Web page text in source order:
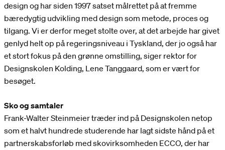
design og har siden 1997 satset målrettet på at fremme
bæredygtig udvikling med design som metode, proces og
tilgang. Vi er derfor meget stolte over, at det arbejde har givet
genlyd helt op på regeringsniveau i Tyskland, der jo også har
et stort fokus på den grønne omstilling, siger rektor for
Designskolen Kolding, Lene Tanggaard, som er vært for
besøget.
Sko og samtaler
Frank-Walter Steinmeier træder ind på Designskolen netop
som et halvt hundrede studerende har lagt sidste hånd på et
partnerskabsforløb med skovirksomheden ECCO, der har